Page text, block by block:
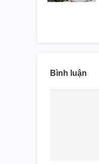
Bình luận